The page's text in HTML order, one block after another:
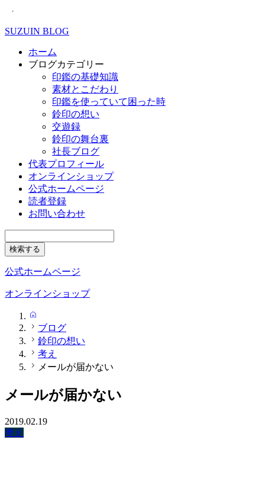
SUZUIN BLOG
ホーム
ブログカテゴリー
印鑑の基礎知識
素材とこだわり
印鑑を使っていて困った時
鈴印の想い
交遊録
鈴印の舞台裏
社長ブログ
代表プロフィール
オンラインショップ
公式ホームページ
読者登録
お問い合わせ
公式ホームページ
オンラインショップ
ブログ
鈴印の想い
考え
メールが届かない
メールが届かない
2019.02.19
考え